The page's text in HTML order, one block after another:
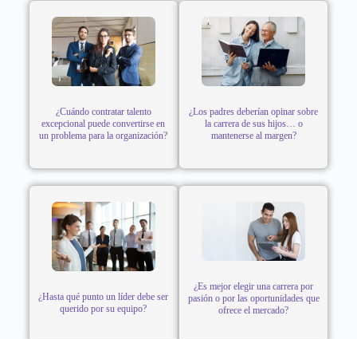
¿Cuándo contratar talento
excepcional puede convertirse en
un problema para la organización?
¿Los padres deberían opinar sobre
la carrera de sus hijos… o
mantenerse al margen?
¿Hasta qué punto un líder debe ser
querido por su equipo?
¿Es mejor elegir una carrera por
pasión o por las oportunidades que
ofrece el mercado?